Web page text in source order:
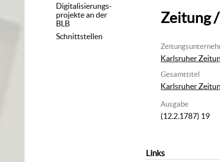
Digitalisierungs-
projekte an der
BLB
Schnittstellen
Zeitung
Karlsruher
Gesamttitel
Karlsruher
Ausgabe
(12.2.1787) 19
Links